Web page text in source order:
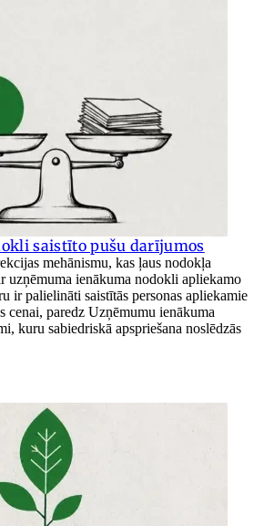
saistīto pušu darījumos
mehānismu, kas ļaus nodokļa
uzņēmuma ienākuma nodokli apliekamo
ir palielināti saistītās personas apliekamie
cenai, paredz Uzņēmumu ienākuma
kuru sabiedriskā apspriešana noslēdzās